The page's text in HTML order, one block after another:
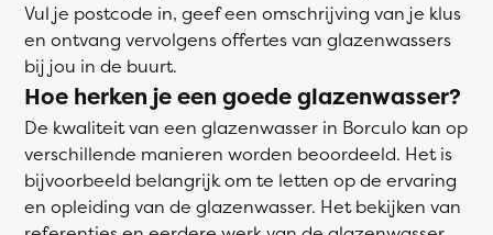
Vul je postcode in, geef een omschrijving van je klus
en ontvang vervolgens offertes van glazenwassers
bij jou in de buurt.
Hoe herken je een goede glazenwasser?
De kwaliteit van een glazenwasser in Borculo kan op
verschillende manieren worden beoordeeld. Het is
bijvoorbeeld belangrijk om te letten op de ervaring
en opleiding van de glazenwasser. Het bekijken van